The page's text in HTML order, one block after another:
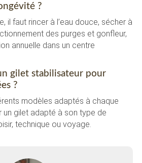
?
il faut rincer à l’eau douce, sécher à
des purges et gonfleur,
annuelle dans un centre
gilet stabilisateur pour
?
modèles adaptés à chaque
un gilet adapté à son type de
technique ou voyage.